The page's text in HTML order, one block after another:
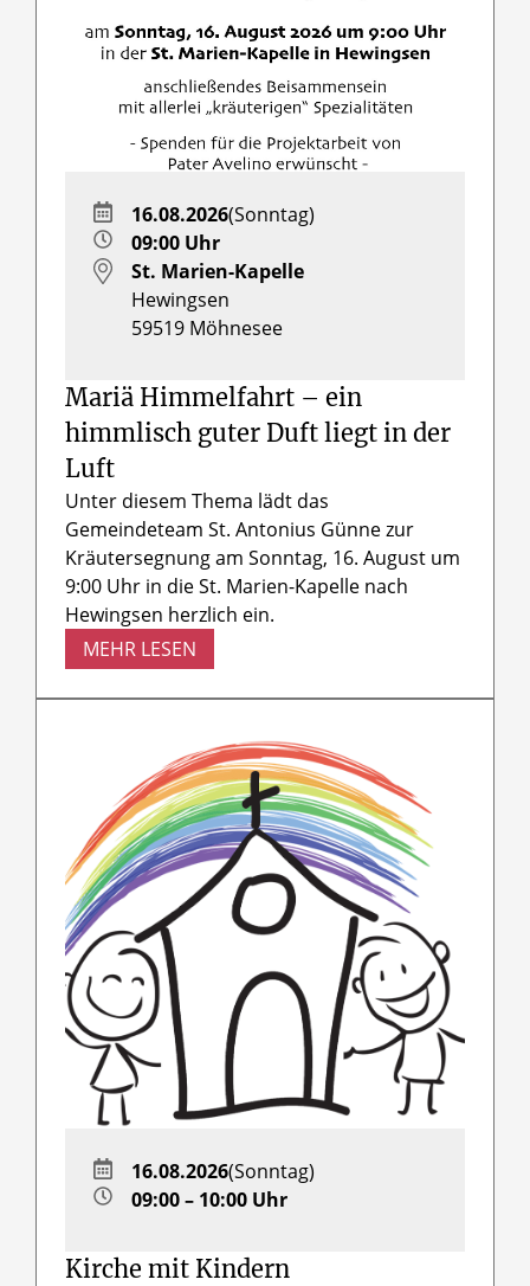
Mariä Himmelfahrt – ein
himmlisch guter Duft liegt in der
Luft
Unter diesem Thema lädt das
Gemeindeteam St. Antonius Günne zur
Kräutersegnung am Sonntag, 16. August um
9:00 Uhr in die St. Marien-Kapelle nach
Hewingsen herzlich ein.
MEHR LESEN
16.08.2026(Sonntag)
09:00 Uhr
St. Marien-Kapelle
Hewingsen
59519 Möhnesee
Kirche mit Kindern
16.08.2026(Sonntag)
09:00 – 10:00 Uhr